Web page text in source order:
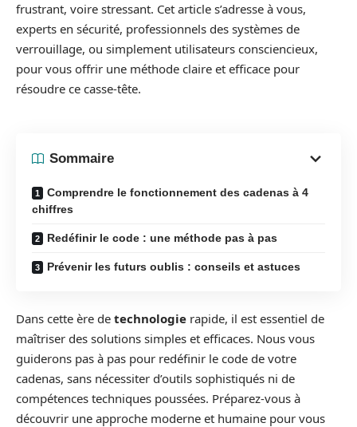
frustrant, voire stressant. Cet article s’adresse à vous,
experts en sécurité, professionnels des systèmes de
verrouillage, ou simplement utilisateurs consciencieux,
pour vous offrir une méthode claire et efficace pour
résoudre ce casse-tête.
Sommaire
Comprendre le fonctionnement des cadenas à 4
chiffres
Redéfinir le code : une méthode pas à pas
Prévenir les futurs oublis : conseils et astuces
Dans cette ère de technologie rapide, il est essentiel de
maîtriser des solutions simples et efficaces. Nous vous
guiderons pas à pas pour redéfinir le code de votre
cadenas, sans nécessiter d’outils sophistiqués ni de
compétences techniques poussées. Préparez-vous à
découvrir une approche moderne et humaine pour vous